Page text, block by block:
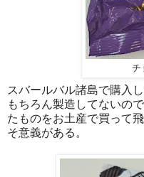
チ
スバールバル諸島で購入
もちろん製造してないの
たものをお土産で買って
そ意義がある。